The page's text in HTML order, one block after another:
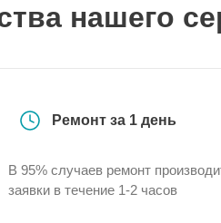
нашего
Ремонт за 1 день
В 95% случаев ремонт
заявки в течение 1-2 часов